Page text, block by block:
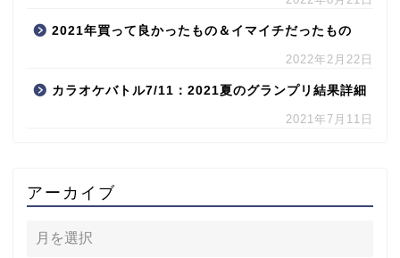
2021年買って良かったもの＆イマイチだったもの
2022年2月22日
カラオケバトル7/11：2021夏のグランプリ結果詳細
2021年7月11日
アーカイブ